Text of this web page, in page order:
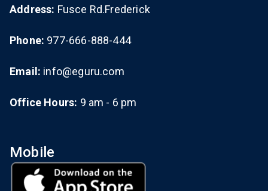
Address: Fusce Rd.Frederick
Phone: 977-666-888-444
Email: info@eguru.com
Office Hours: 9 am - 6 pm
Mobile